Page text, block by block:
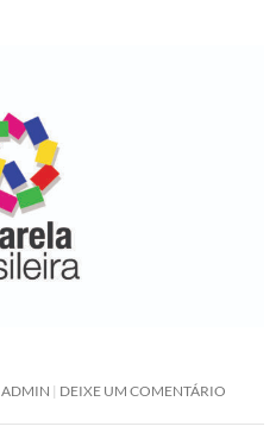
ADMIN DEIXE UM COMENTÁRIO